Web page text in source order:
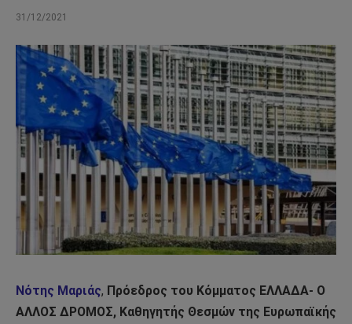
31/12/2021
Νότης Μαριάς, Πρόεδρος του Κόμματος ΕΛΛΑΔΑ- Ο
ΑΛΛΟΣ ΔΡΟΜΟΣ, Καθηγητής Θεσμών της Ευρωπαϊκής